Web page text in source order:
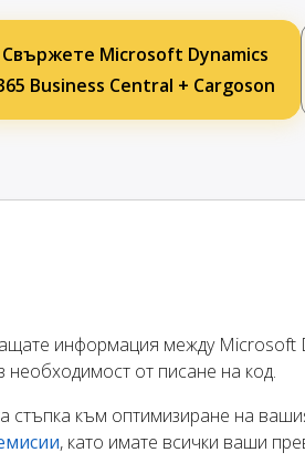
Свържете Microsoft Dynamics
Business Central + Cargoson
информация между Microsoft
от писане на код.
стъпка към оптимизиране на
, като имате всички ваши